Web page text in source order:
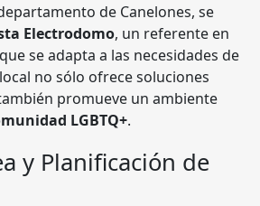
de Canelones, se
Electrodomo, un referente en
se adapta a las necesidades de
no sólo ofrece soluciones
promueve un ambiente
LGBTQ+.
y Planificación de